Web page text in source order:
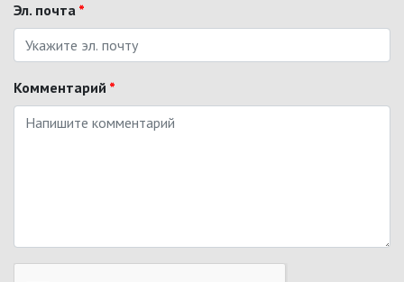
Эл. почта *
Комментарий *